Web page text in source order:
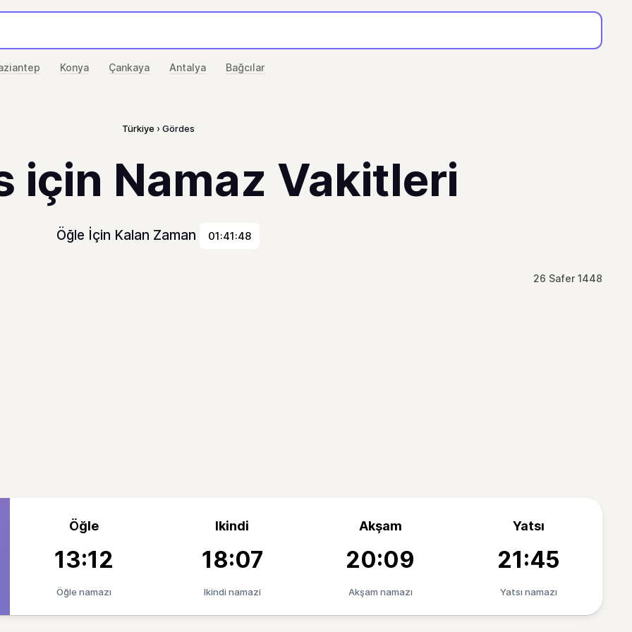
Konya Çankaya Antalya Bağcılar
Türkiye Gördes
için Namaz Vakitleri
Öğle İçin Kalan Zaman 01:41:48
26 Safer 1448
Öğle
13:12
Öğle namazı
Ikindi
18:07
Ikindi namazi
Akşam
20:09
Akşam namazı
Yatsı
21:45
Yatsı namazı